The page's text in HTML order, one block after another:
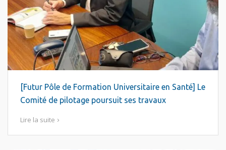
[Futur Pôle de Formation Universitaire en Santé] Le
Comité de pilotage poursuit ses travaux
Lire la suite